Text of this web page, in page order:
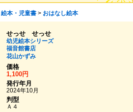
絵本・児童書> おはなし絵本
せっせ せっせ
幼児絵本シリーズ
福音館書店
花山かずみ
価格
1,100円
発行年月
2024年10月
判型
Ａ４